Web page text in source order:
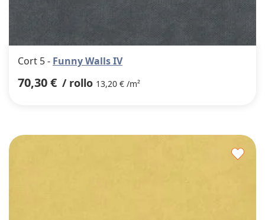
Cort 5 - Funny Walls IV
70,30 € / rollo 13,20 € /m²